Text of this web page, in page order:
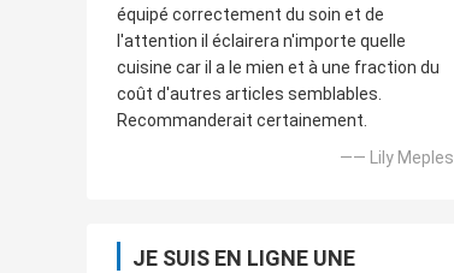
équipé correctement du soin et de
l'attention il éclairera n'importe quelle
cuisine car il a le mien et à une fraction du
coût d'autres articles semblables.
Recommanderait certainement.
—— Lily Meples
JE SUIS EN LIGNE UNE